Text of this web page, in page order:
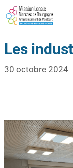
Les
30 octobre 2024